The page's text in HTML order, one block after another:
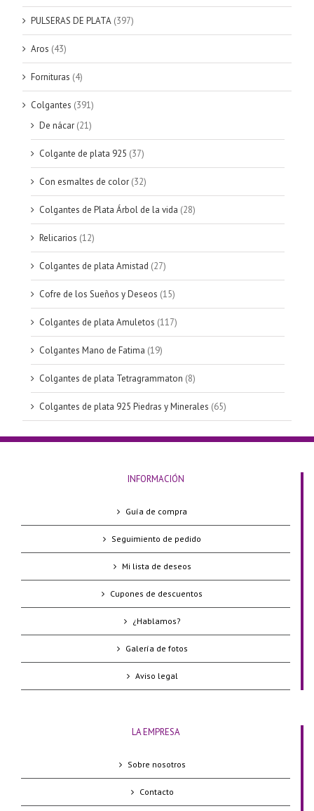
PULSERAS DE PLATA (397)
Aros (43)
Fornituras (4)
Colgantes (391)
De nácar (21)
Colgante de plata 925 (37)
Con esmaltes de color (32)
Colgantes de Plata Árbol de la vida (28)
Relicarios (12)
Colgantes de plata Amistad (27)
Cofre de los Sueños y Deseos (15)
Colgantes de plata Amuletos (117)
Colgantes Mano de Fatima (19)
Colgantes de plata Tetragrammaton (8)
Colgantes de plata 925 Piedras y Minerales (65)
INFORMACIÓN
Guía de compra
Seguimiento de pedido
Mi lista de deseos
Cupones de descuentos
¿Hablamos?
Galería de fotos
Aviso legal
LA EMPRESA
Sobre nosotros
Contacto